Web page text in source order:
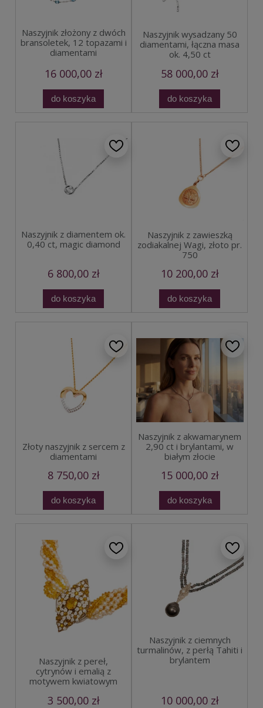
Naszyjnik złożony z dwóch
bransoletek, 12 topazami i
diamentami
16 000,00 zł
do koszyka
Naszyjnik wysadzany 50
diamentami, łączna masa
ok. 4,50 ct
58 000,00 zł
do koszyka
Naszyjnik z diamentem ok.
0,40 ct, magic diamond
6 800,00 zł
do koszyka
Naszyjnik z zawieszką
zodiakalnej Wagi, złoto pr.
750
10 200,00 zł
do koszyka
Złoty naszyjnik z sercem z
diamentami
8 750,00 zł
do koszyka
Naszyjnik z akwamarynem
2,90 ct i brylantami, w
białym złocie
15 000,00 zł
do koszyka
Naszyjnik z pereł,
cytrynów i emalią z
motywem kwiatowym
3 500,00 zł
Naszyjnik z ciemnych
turmalinów, z perłą Tahiti i
brylantem
10 000,00 zł